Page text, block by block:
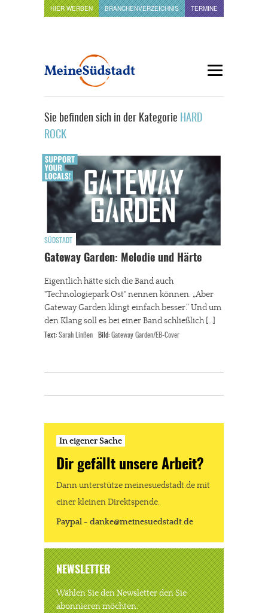
HIER WERBEN BRANCHENVERZEICHNIS TERMINE
Sie befinden sich in der Kategorie HARD
ROCK
SÜDSTADT
Gateway Garden: Melodie und Härte
Eigentlich hätte sich die Band auch
"Technologiepark Ost" nennen können. „Aber
Gateway Garden klingt einfach besser.“ Und um
den Klang soll es bei einer Band schließlich […]
Text: Sarah Linßen Bild: Gateway Garden/EB-Cover
In eigener Sache
Dir gefällt unsere Arbeit?
Dann unterstütze meinesuedstadt.de mit
einer kleinen Direktspende.
Paypal - danke@meinesuedstadt.de
NEWSLETTER
Wählen Sie den Newsletter den Sie
abonnieren möchten.